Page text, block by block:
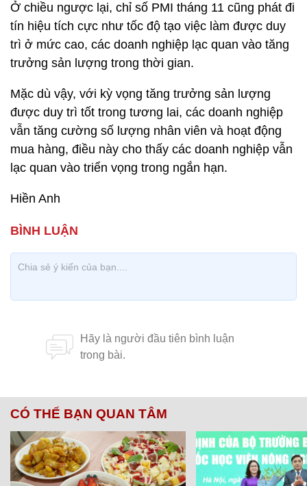
Ở chiều ngược lại, chỉ số PMI tháng 11 cũng phát đi
tín hiệu tích cực như tốc độ tạo việc làm được duy
trì ở mức cao, các doanh nghiệp lạc quan vào tăng
trưởng sản lượng trong thời gian.
Mặc dù vậy, với kỳ vọng tăng trưởng sản lượng
được duy trì tốt trong tương lai, các doanh nghiệp
vẫn tăng cường số lượng nhân viên và hoạt động
mua hàng, điều này cho thấy các doanh nghiệp vẫn
lạc quan vào triển vọng trong ngắn hạn.
Hiền Anh
CÓ THỂ BẠN QUAN TÂM